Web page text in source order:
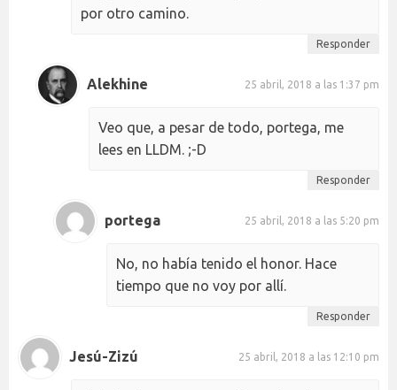
por otro camino.
Responder
Alekhine 25 abril, 2018 a las 1:37 pm
Veo que, a pesar de todo, portega, me
lees en LLDM. ;-D
Responder
portega 25 abril, 2018 a las 5:20 pm
No, no había tenido el honor. Hace
tiempo que no voy por allí.
Responder
Jesú-Zizú 25 abril, 2018 a las 12:10 pm